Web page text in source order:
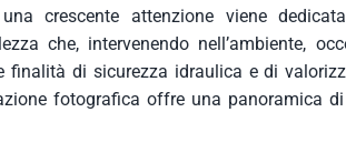
una crescente attenzione viene
che, intervenendo nell’ambiente,
finalità di sicurezza idraulica e di
fotografica offre una panoramica